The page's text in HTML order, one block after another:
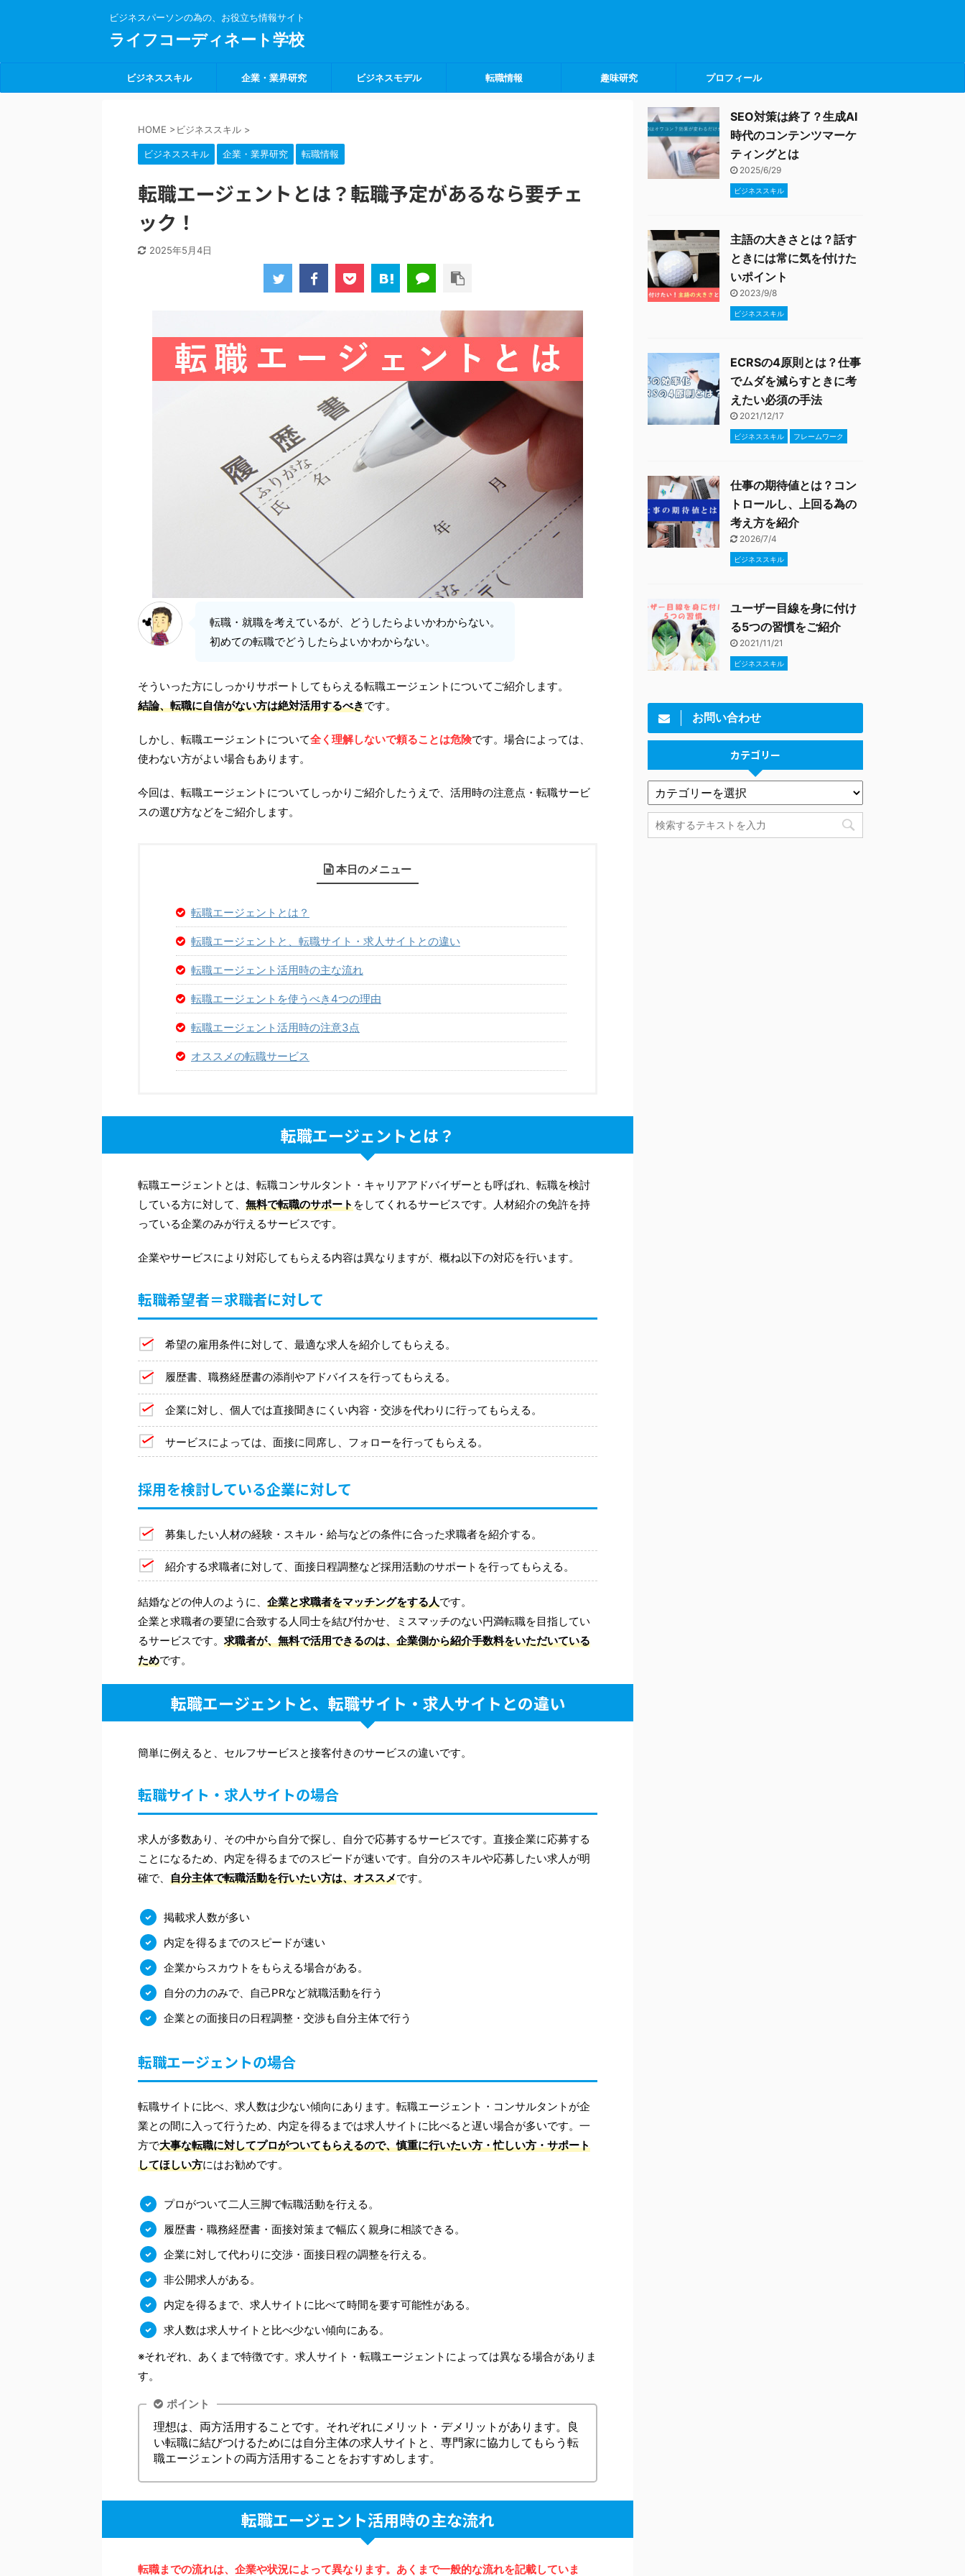
ビジネスパーソンの為の、お役立ち情報サイト
ライフコーディネート学校
ビジネススキル 企業・業界研究 ビジネスモデル 転職情報 趣味研究 プロフィール
HOME >ビジネススキル >
ビジネススキル 企業・業界研究 転職情報
転職エージェントとは？転職予定があるなら要チェ
ック！
2025年5月4日
転職・就職を考えているが、どうしたらよいかわからない。
初めての転職でどうしたらよいかわからない。
そういった方にしっかりサポートしてもらえる転職エージェントについてご紹介します。
結論、転職に自信がない方は絶対活用するべきです。
しかし、転職エージェントについて全く理解しないで頼ることは危険です。場合によっては、
使わない方がよい場合もあります。
今回は、転職エージェントについてしっかりご紹介したうえで、活用時の注意点・転職サービ
スの選び方などをご紹介します。
本日のメニュー
転職エージェントとは？
転職エージェントと、転職サイト・求人サイトとの違い
転職エージェント活用時の主な流れ
転職エージェントを使うべき4つの理由
転職エージェント活用時の注意3点
オススメの転職サービス
転職エージェントとは？
転職エージェントとは、転職コンサルタント・キャリアアドバイザーとも呼ばれ、転職を検討
している方に対して、 無料で転職のサポートをしてくれるサービスです。人材紹介の免許を持
っている企業のみが行えるサービスです。
企業やサービスにより対応してもらえる内容は異なりますが、概ね以下の対応を行います。
転職希望者＝求職者に対して
希望の雇用条件に対して、最適な求人を紹介してもらえる。
履歴書、職務経歴書の添削やアドバイスを行ってもらえる。
企業に対し、個人では直接聞きにくい内容・交渉を代わりに行ってもらえる。
サービスによっては、面接に同席し、フォローを行ってもらえる。
採用を検討している企業に対して
募集したい人材の経験・スキル・給与などの条件に合った求職者を紹介する。
紹介する求職者に対して、面接日程調整など採用活動のサポートを行ってもらえる。
結婚などの仲人のように、 企業と求職者をマッチングをする人です。
企業と求職者の要望に合致する人同士を結び付かせ、ミスマッチのない円満転職を目指してい
るサービスです。 求職者が、無料で活用できるのは、企業側から紹介手数料をいただいている
ためです。
転職エージェントと、転職サイト・求人サイトとの違い
簡単に例えると、セルフサービスと接客付きのサービスの違いです。
転職サイト・求人サイトの場合
求人が多数あり、その中から自分で探し、自分で応募するサービスです。直接企業に応募する
ことになるため、内定を得るまでのスピードが速いです。自分のスキルや応募したい求人が明
確で、 自分主体で転職活動を行いたい方は、オススメです。
掲載求人数が多い
内定を得るまでのスピードが速い
企業からスカウトをもらえる場合がある。
自分の力のみで、自己PRなど就職活動を行う
企業との面接日の日程調整・交渉も自分主体で行う
転職エージェントの場合
転職サイトに比べ、求人数は少ない傾向にあります。転職エージェント・コンサルタントが企
業との間に入って行うため、内定を得るまでは求人サイトに比べると遅い場合が多いです。一
方で大事な転職に対してプロがついてもらえるので、慎重に行いたい方・忙しい方・サポート
してほしい方にはお勧めです。
プロがついて二人三脚で転職活動を行える。
履歴書・職務経歴書・面接対策まで幅広く親身に相談できる。
企業に対して代わりに交渉・面接日程の調整を行える。
非公開求人がある。
内定を得るまで、求人サイトに比べて時間を要す可能性がある。
求人数は求人サイトと比べ少ない傾向にある。
※それぞれ、あくまで特徴です。求人サイト・転職エージェントによっては異なる場合がありま
す。
ポイント
理想は、両方活用することです。それぞれにメリット・デメリットがあります。良
い転職に結びつけるためには自分主体の求人サイトと、専門家に協力してもらう転
職エージェントの両方活用することをおすすめします。
転職エージェント活用時の主な流れ
転職までの流れは、企業や状況によって異なります。あくまで一般的な流れを記載していま
SEO対策は終了？生成AI
時代のコンテンツマーケ
ティングとは
2025/6/29
ビジネススキル
主語の大きさとは？話す
ときには常に気を付けた
いポイント
2023/9/8
ビジネススキル
ECRSの4原則とは？仕事
でムダを減らすときに考
えたい必須の手法
2021/12/17
ビジネススキル フレームワーク
仕事の期待値とは？コン
トロールし、上回る為の
考え方を紹介
2026/7/4
ビジネススキル
ユーザー目線を身に付け
る5つの習慣をご紹介
2021/11/21
ビジネススキル
お問い合わせ
カテゴリー